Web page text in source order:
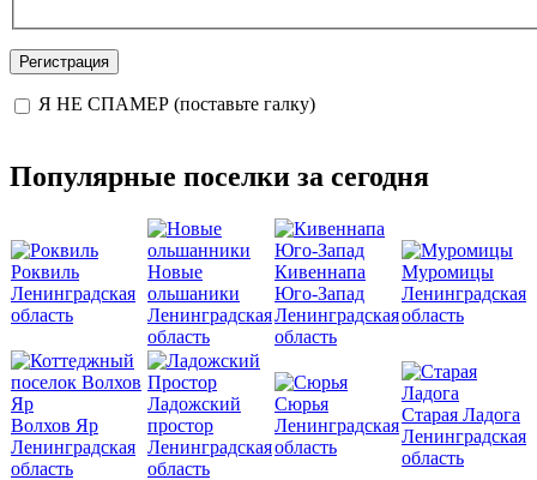
Я НЕ СПАМЕР (поставьте галку)
Популярные поселки за сегодня
Роквиль
Ленинградская
область
Новые
ольшаники
Ленинградская
область
Кивеннапа
Юго-Запад
Ленинградская
область
Муромицы
Ленинградская
область
Волхов Яр
Ленинградская
область
Ладожский
простор
Ленинградская
область
Сюрья
Ленинградская
область
Старая Ладога
Ленинградская
область